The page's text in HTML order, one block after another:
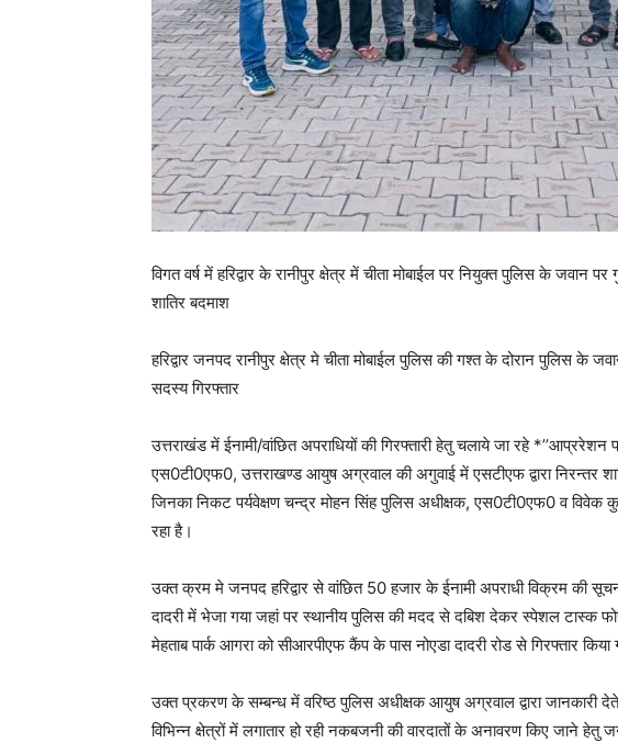
विगत वर्ष में हरिद्वार के रानीपुर क्षेत्र में चीता मोबाईल पर नियुक्त पुलिस के
शातिर बदमाश
हरिद्वार जनपद रानीपुर क्षेत्र मे चीता मोबाईल पुलिस की गश्त के दोरान पुलिस
सदस्य गिरफ्तार
उत्तराखंड में ईनामी/वांछित अपराधियों की गिरफ्तारी हेतु चलाये जा रहे
एस0टी0एफ0, उत्तराखण्ड आयुष अग्रवाल की अगुवाई में एसटीएफ द्वारा निरन्तर
जिनका निकट पर्यवेक्षण चन्द्र मोहन सिंह पुलिस अधीक्षक, एस0टी0एफ0 व विवेक
रहा है।
उक्त क्रम मे जनपद हरिद्वार से वांछित 50 हजार के ईनामी अपराधी विक्रम की
दादरी में भेजा गया जहां पर स्थानीय पुलिस की मदद से दबिश देकर स्पेशल टास्क
मेहताब पार्क आगरा को सीआरपीएफ कैंप के पास नोएडा दादरी रोड से गिरफ्तार
उक्त प्रकरण के सम्बन्ध में वरिष्ठ पुलिस अधीक्षक आयुष अग्रवाल द्वारा जानकारी
विभिन्न क्षेत्रों में लगातार हो रही नकबजनी की वारदातों के अनावरण किए जाने हेतु